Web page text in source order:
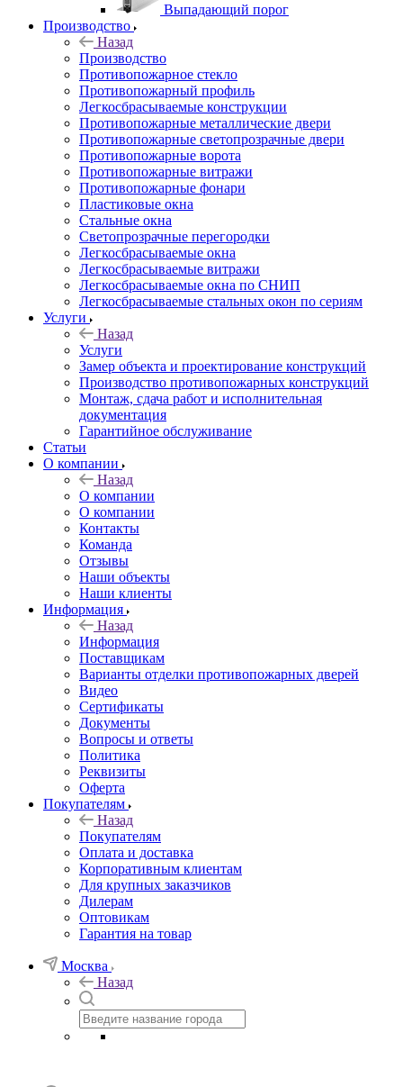
Выпадающий порог
Производство
Назад
Производство
Противопожарное стекло
Противопожарный профиль
Легкосбрасываемые конструкции
Противопожарные металлические двери
Противопожарные светопрозрачные двери
Противопожарные ворота
Противопожарные витражи
Противопожарные фонари
Пластиковые окна
Стальные окна
Светопрозрачные перегородки
Легкосбрасываемые окна
Легкосбрасываемые витражи
Легкосбрасываемые окна по СНИП
Легкосбрасываемые стальных окон по сериям
Услуги
Назад
Услуги
Замер объекта и проектирование конструкций
Производство противопожарных конструкций
Монтаж, сдача работ и исполнительная
документация
Гарантийное обслуживание
Статьи
О компании
Назад
О компании
О компании
Контакты
Команда
Отзывы
Наши объекты
Наши клиенты
Информация
Назад
Информация
Поставщикам
Варианты отделки противопожарных дверей
Видео
Сертификаты
Документы
Вопросы и ответы
Политика
Реквизиты
Оферта
Покупателям
Назад
Покупателям
Оплата и доставка
Корпоративным клиентам
Для крупных заказчиков
Дилерам
Оптовикам
Гарантия на товар
Москва
Назад